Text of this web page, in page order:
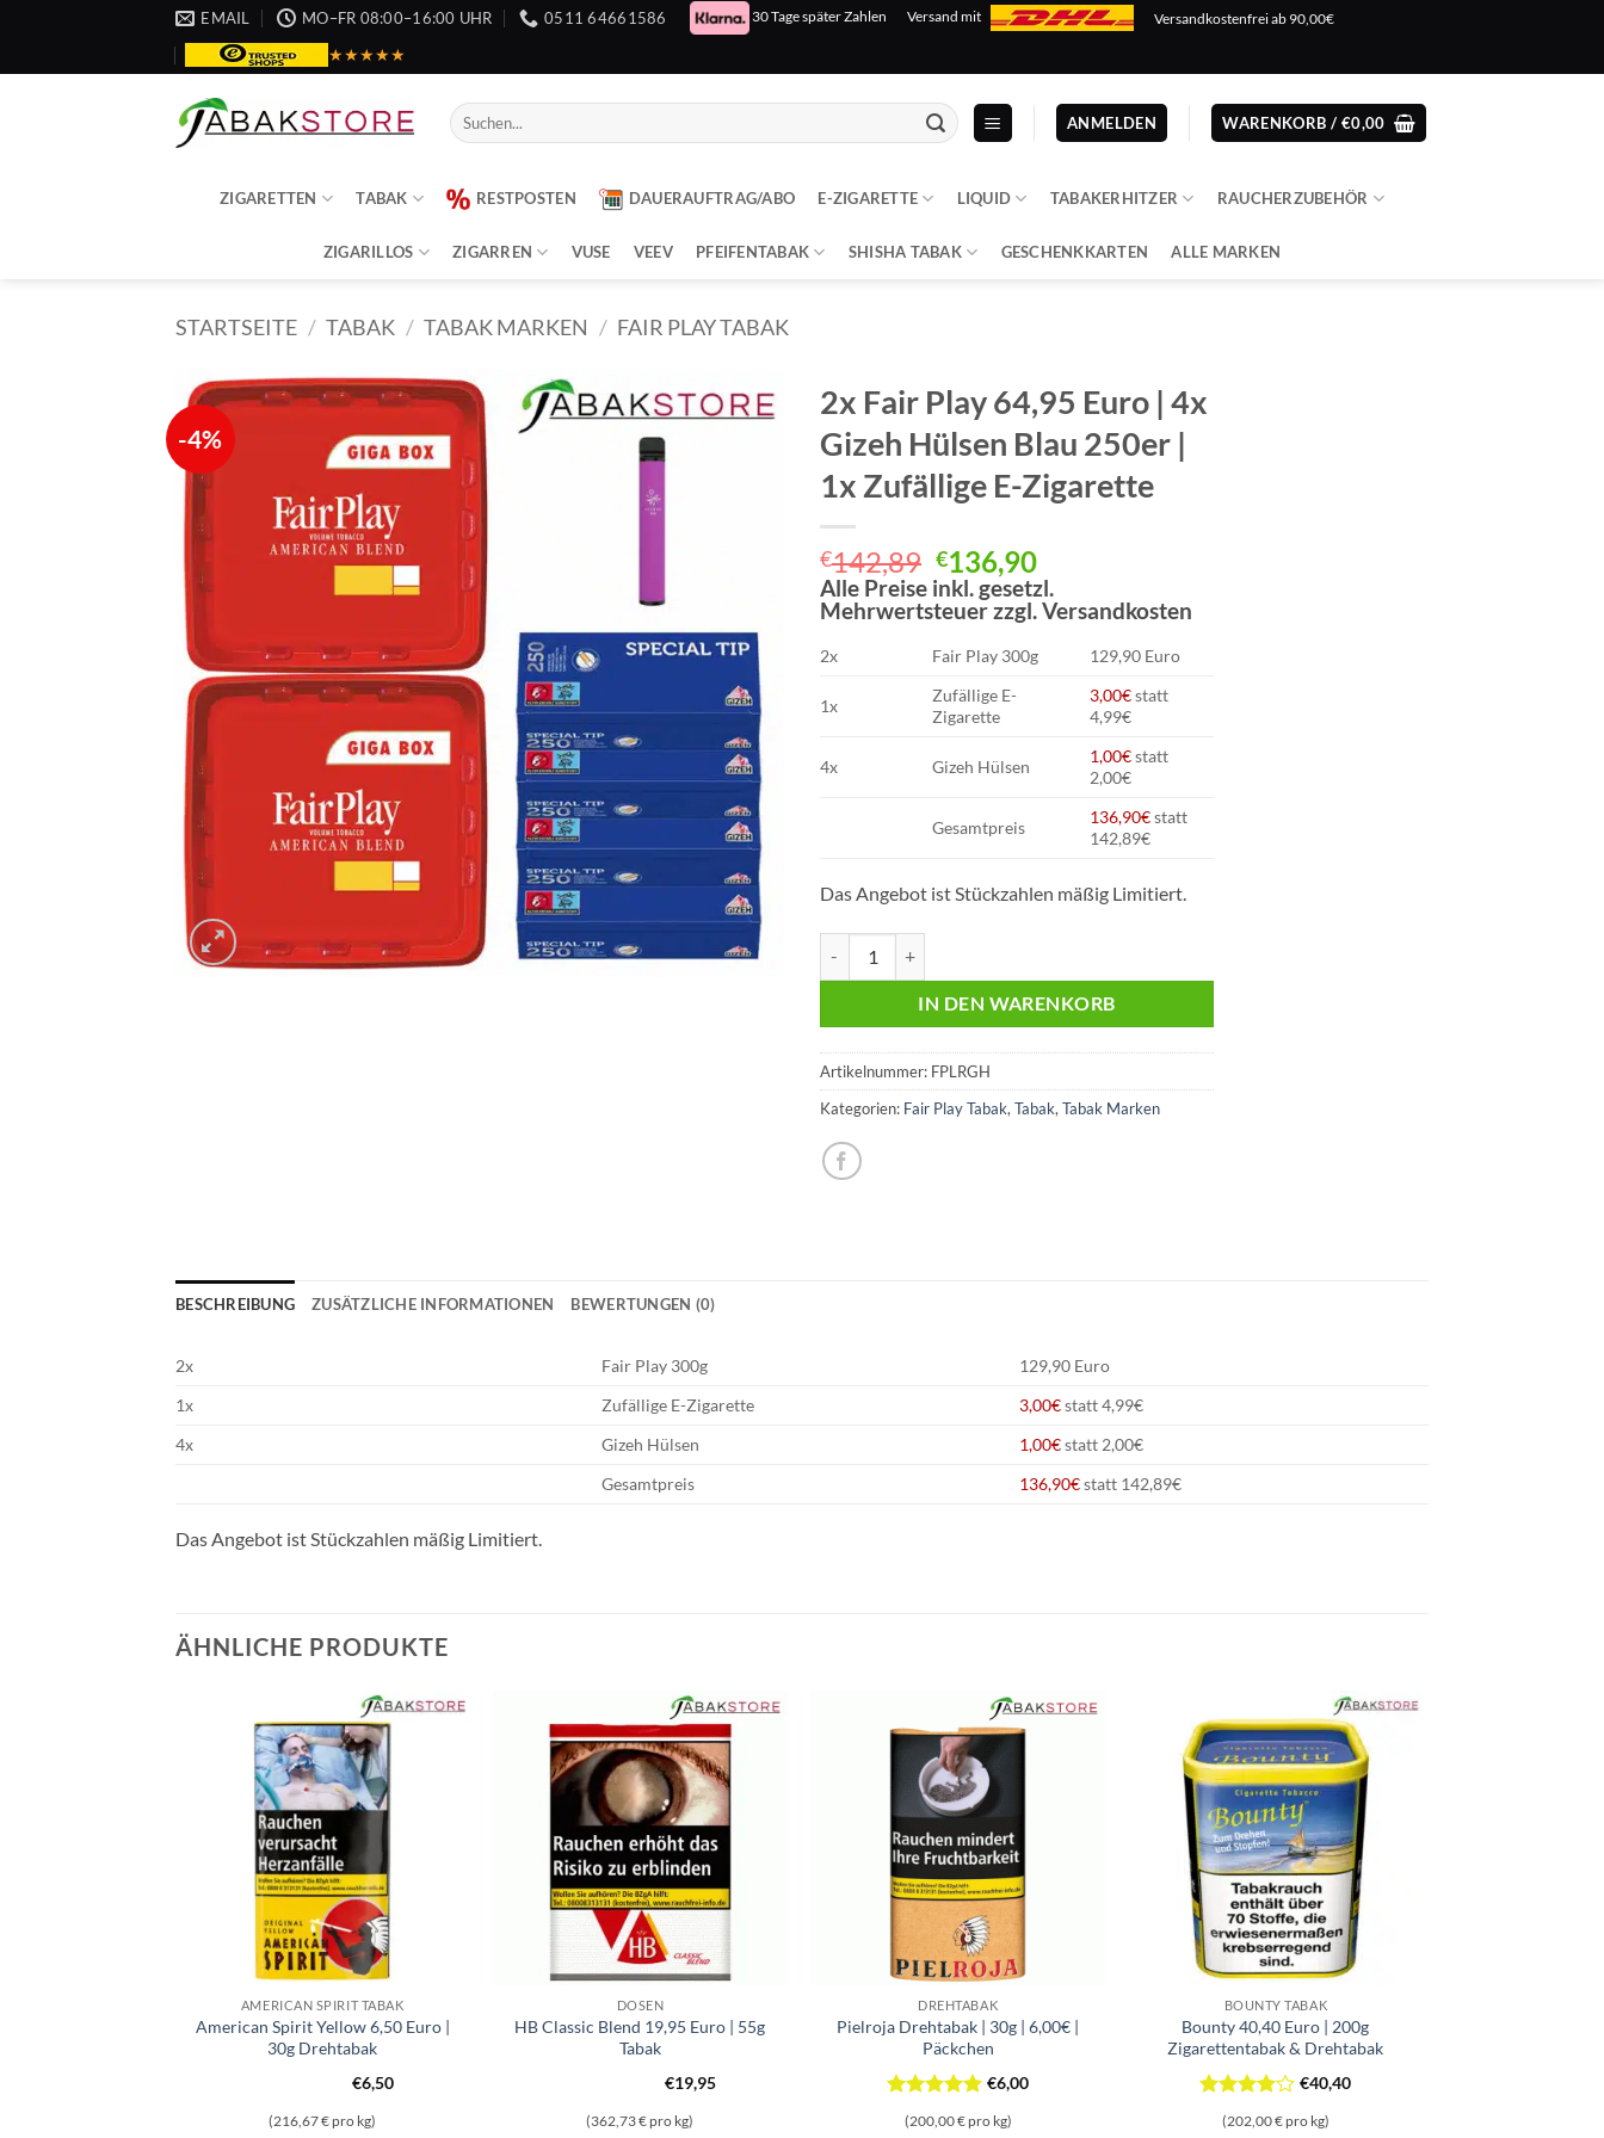
springen
EMAIL MO–FR 08:00–16:00 UHR 0511 64661586 30 Tage später Zahlen Versand mit Versandkostenfrei ab 90,00€
★★★★★
Suche
nach:
ANMELDEN WARENKORB / €0,00
ZIGARETTEN TABAK RESTPOSTEN DAUERAUFTRAG/ABO E-ZIGARETTE LIQUID TABAKERHITZER RAUCHERZUBEHÖR
ZIGARILLOS ZIGARREN VUSE VEEV PFEIFENTABAK SHISHA TABAK GESCHENKKARTEN ALLE MARKEN
STARTSEITE / TABAK / TABAK MARKEN / FAIR PLAY TABAK
-4%
2x Fair Play 64,95 Euro | 4x
Gizeh Hülsen Blau 250er |
1x Zufällige E-Zigarette
€142,89 Ursprünglicher
Preis
war:
€142,89
€136,90Aktueller
Preis
ist:
€136,90.
Alle Preise inkl. gesetzl.
Mehrwertsteuer zzgl. Versandkosten
2x Fair Play 300g 129,90 Euro
1x
Zufällige E-
Zigarette
3,00€statt
4,99€
4x Gizeh Hülsen
1,00€statt
2,00€
Gesamtpreis
136,90€statt
142,89€
Das Angebot ist Stückzahlen mäßig Limitiert.
IN DEN WARENKORB
Artikelnummer: FPLRGH
Kategorien: Fair Play Tabak, Tabak, Tabak Marken
BESCHREIBUNG ZUSÄTZLICHE INFORMATIONEN BEWERTUNGEN (0)
2x Fair Play 300g
129,90 Euro
1x
Zufällige E-Zigarette 3,00€statt 4,99€
4x
Gizeh Hülsen 1,00€statt 2,00€
Gesamtpreis
136,90€statt 142,89€
Das Angebot ist Stückzahlen mäßig Limitiert.
ÄHNLICHE PRODUKTE
AMERICAN SPIRIT TABAK
American Spirit Yellow 6,50 Euro |
30g Drehtabak
€6,50
(216,67 € pro kg)
DOSEN
HB Classic Blend 19,95 Euro | 55g
Tabak
€19,95
(362,73 € pro kg)
DREHTABAK
Pielroja Drehtabak | 30g | 6,00€ |
Päckchen
Bewertet
mit5von
€6,00
(200,00 € pro kg)
BOUNTY TABAK
Bounty 40,40 Euro | 200g
Zigarettentabak & Drehtabak
Bewertet
mit4
€40,40
(202,00 € pro kg)